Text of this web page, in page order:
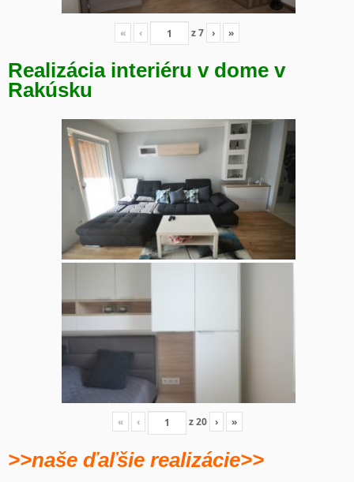
« ‹ z7 › »
Realizácia interiéru v dome v
Rakúsku
« ‹ z20 › »
>>naše ďaľšie realizácie>>